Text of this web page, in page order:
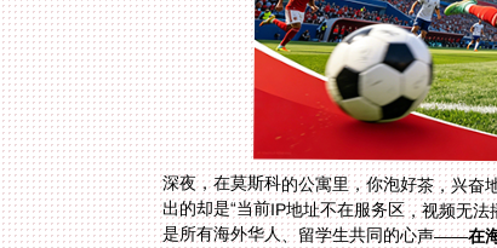
深夜，在莫斯科的公寓里，你泡好茶，兴奋
出的却是“当前IP地址不在服务区，视频无
是所有海外华人、留学生共同的心声——在